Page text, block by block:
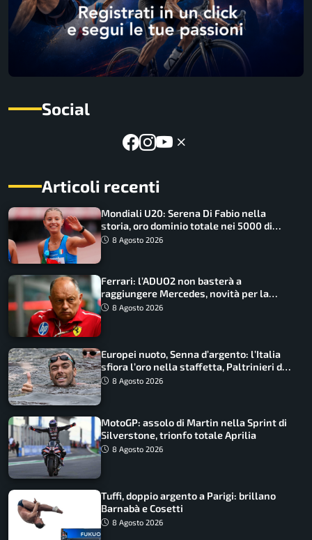
Social
Articoli recenti
Mondiali U20: Serena Di Fabio nella
storia, oro dominio totale nei 5000 di
marcia
8 Agosto 2026
Ferrari: l’ADUO2 non basterà a
raggiungere Mercedes, novità per la
Macarena
8 Agosto 2026
Europei nuoto, Senna d’argento: l’Italia
sfiora l’oro nella staffetta, Paltrinieri da
urlo, il bilancio azzurro
8 Agosto 2026
MotoGP: assolo di Martin nella Sprint di
Silverstone, trionfo totale Aprilia
8 Agosto 2026
Tuffi, doppio argento a Parigi: brillano
Barnabà e Cosetti
8 Agosto 2026